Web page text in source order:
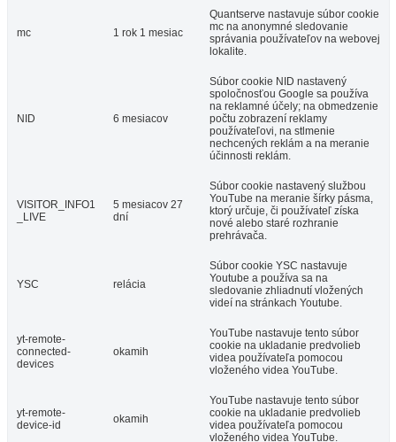
mc 1 rok 1 mesiac
Quantserve nastavuje súbor cookie
mc na anonymné sledovanie
správania používateľov na webovej
lokalite.
NID 6 mesiacov
Súbor cookie NID nastavený
spoločnosťou Google sa používa
na reklamné účely; na obmedzenie
počtu zobrazení reklamy
používateľovi, na stlmenie
nechcených reklám a na meranie
účinnosti reklám.
VISITOR_INFO1
_LIVE
5 mesiacov 27
dní
Súbor cookie nastavený službou
YouTube na meranie šírky pásma,
ktorý určuje, či používateľ získa
nové alebo staré rozhranie
prehrávača.
YSC relácia
Súbor cookie YSC nastavuje
Youtube a používa sa na
sledovanie zhliadnutí vložených
videí na stránkach Youtube.
yt-remote-
connected-
devices
okamih
YouTube nastavuje tento súbor
cookie na ukladanie predvolieb
videa používateľa pomocou
vloženého videa YouTube.
yt-remote-
device-id
okamih
YouTube nastavuje tento súbor
cookie na ukladanie predvolieb
videa používateľa pomocou
vloženého videa YouTube.